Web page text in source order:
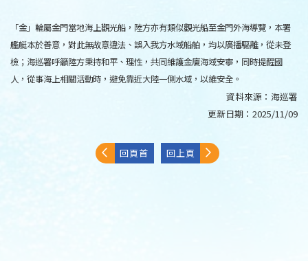
「金」輪屬金門當地海上觀光船，陸方亦有類似觀光船至金門外海導覽，本署
艦艇本於善意，對此無故意違法、誤入我方水域船舶，均以廣播驅離，從未登
檢；海巡署呼籲陸方秉持和平、理性，共同維護金廈海域安寧，同時提醒國
人，從事海上相關活動時，避免靠近大陸一側水域，以維安全。
資料來源： 海巡署
更新日期： 2025/11/09
回頁首 回上頁